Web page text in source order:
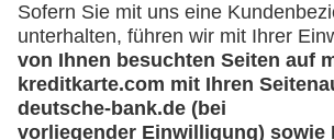
Kreditkarten-Banking
miles-and-more.com
lufthansa.com
Rechtliches